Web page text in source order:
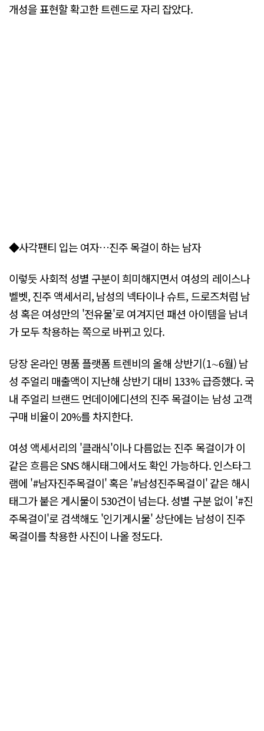
개성을 표현할 확고한 트렌드로 자리 잡았다.
◆사각팬티 입는 여자…진주 목걸이 하는 남자
이렇듯 사회적 성별 구분이 희미해지면서 여성의 레이스나
벨벳, 진주 액세서리, 남성의 넥타이나 슈트, 드로즈처럼 남
성 혹은 여성만의 '전유물'로 여겨지던 패션 아이템을 남녀
가 모두 착용하는 쪽으로 바뀌고 있다.
당장 온라인 명품 플랫폼 트렌비의 올해 상반기(1∼6월) 남
성 주얼리 매출액이 지난해 상반기 대비 133% 급증했다. 국
내 주얼리 브랜드 먼데이에디션의 진주 목걸이는 남성 고객
구매 비율이 20%를 차지한다.
여성 액세서리의 '클래식'이나 다름없는 진주 목걸이가 이
같은 흐름은 SNS 해시태그에서도 확인 가능하다. 인스타그
램에 '#남자진주목걸이' 혹은 '#남성진주목걸이' 같은 해시
태그가 붙은 게시물이 530건이 넘는다. 성별 구분 없이 '#진
주목걸이'로 검색해도 '인기게시물' 상단에는 남성이 진주
목걸이를 착용한 사진이 나올 정도다.